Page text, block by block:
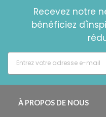
Recevez notre
bénéficiez
À PROPOS DE NOUS